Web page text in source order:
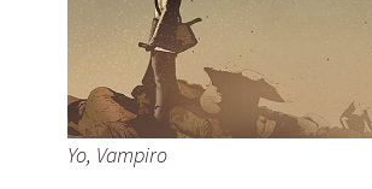
Yo, Vampiro